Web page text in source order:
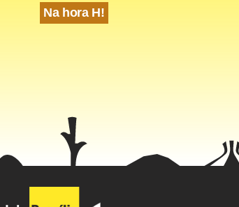
Telegram
Share
Na hora H!